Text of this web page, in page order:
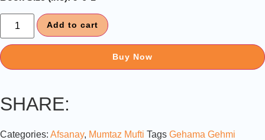
Add to cart
Buy Now
SHARE:
Categories: Afsanay, Mumtaz Mufti Tags Gehama Gehmi